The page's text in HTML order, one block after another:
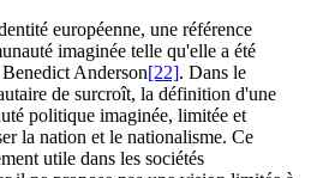
européenne, une référence
imaginée telle qu'elle a été
Anderson[22]. Dans le
de surcroît, la définition d'une
politique imaginée, limitée et
la nation et le nationalisme. Ce
utile dans les sociétés